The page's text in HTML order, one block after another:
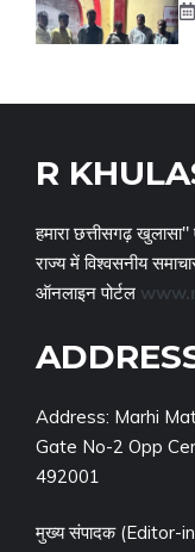
R
हमारा छत्तीसगढ़
राज्य में विश्वसनीय
ऑनलाइन पोर्टल
Address: Marhi
Gate No-2 Opp
492001
मुख्य संपादक (Editor-